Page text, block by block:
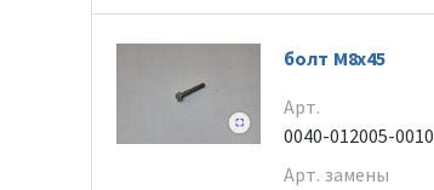
болт М8х45
Арт.
0040-012005-0010
Арт. замены